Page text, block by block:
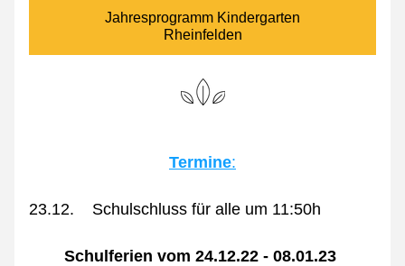
Jahresprogramm Kindergarten
Rheinfelden
Termine:
23.12.    Schulschluss für alle um 11:50h
Schulferien vom 24.12.22 - 08.01.23